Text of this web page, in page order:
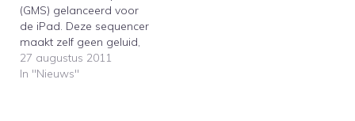
(GMS) gelanceerd voor
de iPad. Deze sequencer
maakt zelf geen geluid,
maar kan andere
hardware als
27 augustus 2011
In "Nieuws"